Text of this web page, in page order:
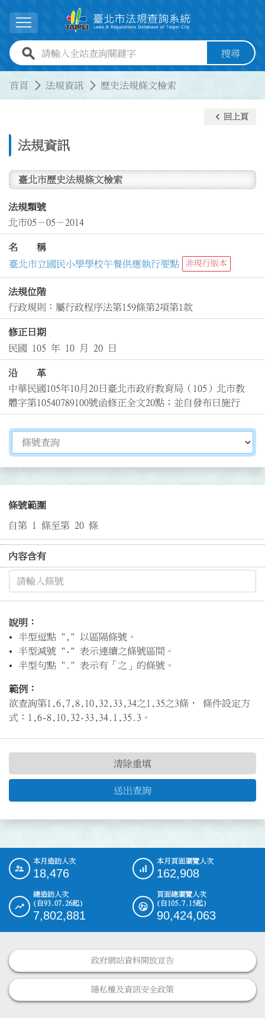
展開選單
全站查詢關鍵字欄位 搜尋
首頁 法規資訊 歷史法規條文檢索
法規資訊
keyboard_arrow_left 回上頁
臺北市歷史法規條文檢索
法規類號
北市05－05－2014
名 稱
臺北市立國民小學學校午餐供應執行要點
非現行版本
法規位階
行政規則：屬行政程序法第159條第2項第1款
修正日期
民國 105 年 10 月 20 日
沿 革
中華民國105年10月20日臺北市政府教育局（105）北市教
體字第10540789100號函修正全文20點；並自發布日施行
切換選擇法規資訊內容
條號範圍
自第 1 條至第 20 條
內容含有
說明：
半型逗點 "," 以區隔條號。
半型減號 "-" 表示連續之條號區間。
半型句點 "." 表示有「之」的條號。
範例：
欲查詢第1,6,7,8,10,32,33,34之1,35之3條， 條件設定方
式：1,6-8,10,32-33,34.1,35.3。
送出查詢
清除重填
::: 本月造訪人次
18,476
本月頁面瀏覽人次
162,908
總造訪人次
(自93.07.26起)
7,802,881
頁面總瀏覽人次
(自105.7.15起)
90,424,063
政府網站資料開放宣告
隱私權及資訊安全政策